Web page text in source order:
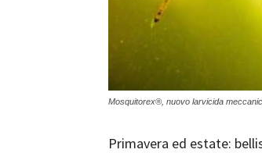
Mosquitorex®, nuovo larvicida
Primavera ed estate: